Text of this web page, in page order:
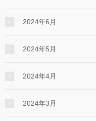
2024年6月
2024年5月
2024年4月
2024年3月